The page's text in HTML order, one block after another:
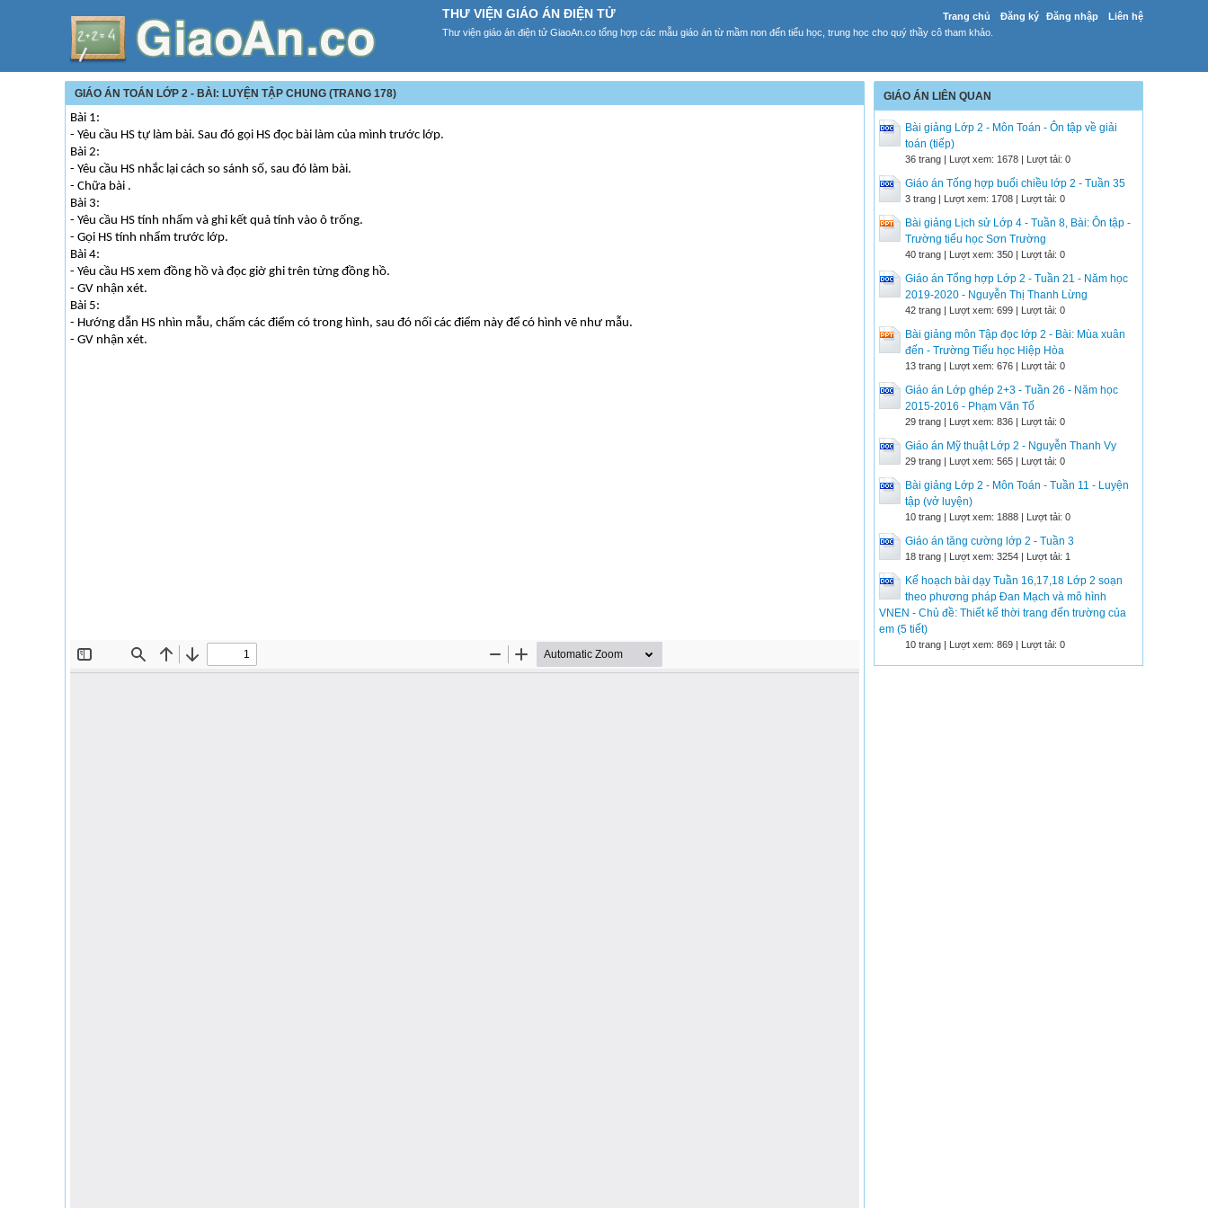
Trang chủ Đăng ký Đăng nhập Liên hệ
THƯ VIỆN GIÁO ÁN ĐIỆN TỬ
Thư viện giáo án điện tử GiaoAn.co tổng hợp các mẫu giáo án từ mầm non đến tiểu học, trung học cho quý thầy cô tham khảo.
GIÁO ÁN TOÁN LỚP 2 - BÀI: LUYỆN TẬP CHUNG (TRANG 178)
Bài 1:
- Yêu cầu HS tự làm bài. Sau đó gọi HS đọc bài làm của mình trước lớp.
Bài 2:
- Yêu cầu HS nhắc lại cách so sánh số, sau đó làm bài.
- Chữa bài .
Bài 3:
- Yêu cầu HS tính nhẩm và ghi kết quả tính vào ô trống.
- Gọi HS tính nhẩm trước lớp.
Bài 4:
- Yêu cầu HS xem đồng hồ và đọc giờ ghi trên từng đồng hồ.
- GV nhận xét.
Bài 5:
- Hướng dẫn HS nhìn mẫu, chấm các điểm có trong hình, sau đó nối các điểm này để có hình vẽ như mẫu.
- GV nhận xét.
GIÁO ÁN LIÊN QUAN
Bài giảng Lớp 2 - Môn Toán - Ôn tập về giải
toán (tiếp)
36 trang | Lượt xem: 1678 | Lượt tải: 0
Giáo án Tống hợp buổi chiều lớp 2 - Tuần 35
3 trang | Lượt xem: 1708 | Lượt tải: 0
Bài giảng Lịch sử Lớp 4 - Tuần 8, Bài: Ôn tập -
Trường tiểu học Sơn Trường
40 trang | Lượt xem: 350 | Lượt tải: 0
Giáo án Tổng hợp Lớp 2 - Tuần 21 - Năm học
2019-2020 - Nguyễn Thị Thanh Lừng
42 trang | Lượt xem: 699 | Lượt tải: 0
Bài giảng môn Tập đọc lớp 2 - Bài: Mùa xuân
đến - Trường Tiểu học Hiệp Hòa
13 trang | Lượt xem: 676 | Lượt tải: 0
Giáo án Lớp ghép 2+3 - Tuần 26 - Năm học
2015-2016 - Phạm Văn Tố
29 trang | Lượt xem: 836 | Lượt tải: 0
Giáo án Mỹ thuật Lớp 2 - Nguyễn Thanh Vy
29 trang | Lượt xem: 565 | Lượt tải: 0
Bài giảng Lớp 2 - Môn Toán - Tuần 11 - Luyện
tập (vở luyện)
10 trang | Lượt xem: 1888 | Lượt tải: 0
Giáo án tăng cường lớp 2 - Tuần 3
18 trang | Lượt xem: 3254 | Lượt tải: 1
Kế hoạch bài dạy Tuần 16,17,18 Lớp 2 soạn
theo phương pháp Đan Mạch và mô hình
VNEN - Chủ đề: Thiết kế thời trang đến trường của
em (5 tiết)
10 trang | Lượt xem: 869 | Lượt tải: 0